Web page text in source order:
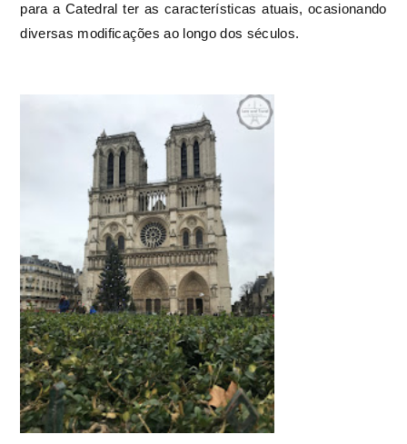
para a Catedral ter as características atuais, ocasionando
diversas modificações ao longo dos séculos.